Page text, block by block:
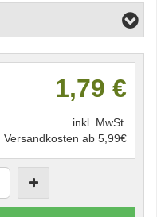
1,79 €
inkl. MwSt.
Versandkosten ab 5,99€